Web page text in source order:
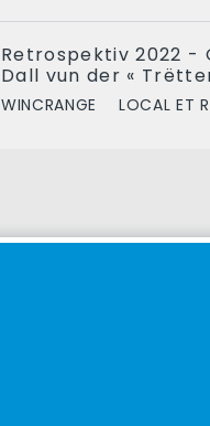
Retrospektiv 2022 -
Dall vun der «
WINCRANGE LOCAL ET